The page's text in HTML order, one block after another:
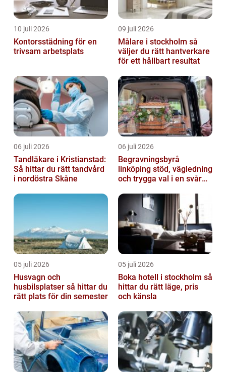
10 juli 2026
Kontorsstädning för en
trivsam arbetsplats
09 juli 2026
Målare i stockholm så
väljer du rätt hantverkare
för ett hållbart resultat
06 juli 2026
Tandläkare i Kristianstad:
Så hittar du rätt tandvård
i nordöstra Skåne
06 juli 2026
Begravningsbyrå
linköping stöd, vägledning
och trygga val i en svår
05 juli 2026
Husvagn och
husbilsplatser så hittar du
rätt plats för din semester
05 juli 2026
Boka hotell i stockholm så
hittar du rätt läge, pris
och känsla